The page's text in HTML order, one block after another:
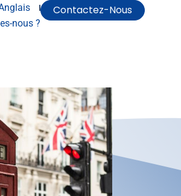
nous ?
Contactez-Nous